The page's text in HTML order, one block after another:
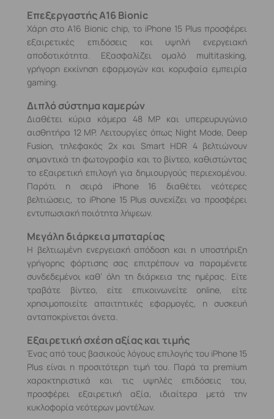
Επεξεργαστής A16 Bionic
Χάρη στο A16 Bionic chip, το iPhone 15 Plus προσφέρει
εξαιρετικές επιδόσεις και υψηλή ενεργειακή
αποδοτικότητα. Εξασφαλίζει ομαλό multitasking,
γρήγορη εκκίνηση εφαρμογών και κορυφαία εμπειρία
gaming.
Διπλό σύστημα καμερών
Διαθέτει κύρια κάμερα 48 MP και υπερευρυγώνιο
αισθητήρα 12 MP. Λειτουργίες όπως Night Mode, Deep
Fusion, τηλεφακός 2x και Smart HDR 4 βελτιώνουν
σημαντικά τη φωτογραφία και το βίντεο, καθιστώντας
το εξαιρετική επιλογή για δημιουργούς περιεχομένου.
Παρότι η σειρά iPhone 16 διαθέτει νεότερες
βελτιώσεις, το iPhone 15 Plus συνεχίζει να προσφέρει
εντυπωσιακή ποιότητα λήψεων.
Μεγάλη διάρκεια μπαταρίας
Η βελτιωμένη ενεργειακή απόδοση και η υποστήριξη
γρήγορης φόρτισης σας επιτρέπουν να παραμένετε
συνδεδεμένοι καθ’ όλη τη διάρκεια της ημέρας. Είτε
τραβάτε βίντεο, είτε επικοινωνείτε online, είτε
χρησιμοποιείτε απαιτητικές εφαρμογές, η συσκευή
ανταποκρίνεται άνετα.
Εξαιρετική σχέση αξίας και τιμής
Ένας από τους βασικούς λόγους επιλογής του iPhone 15
Plus είναι η προσιτότερη τιμή του. Παρά τα premium
χαρακτηριστικά και τις υψηλές επιδόσεις του,
προσφέρει εξαιρετική αξία, ιδιαίτερα μετά την
κυκλοφορία νεότερων μοντέλων.